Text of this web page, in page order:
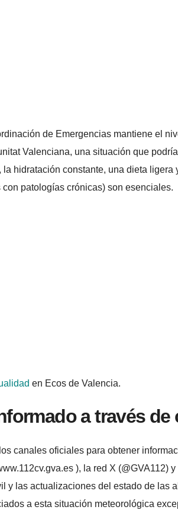
de Emergencias mantiene el
Valenciana, una situación que
la hidratación constante, una dieta
patologías crónicas) son esenciales.
en Ecos de Valencia.
a través
canales oficiales para obtener
), la red X (@GVA112)
y las actualizaciones del estado de las
a esta situación meteorológica